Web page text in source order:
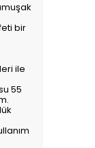
bir
ile
55